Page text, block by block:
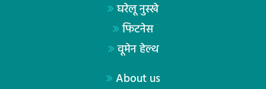
घरेलू नुस्खे
फिटनेस
वूमेन हेल्थ
About us